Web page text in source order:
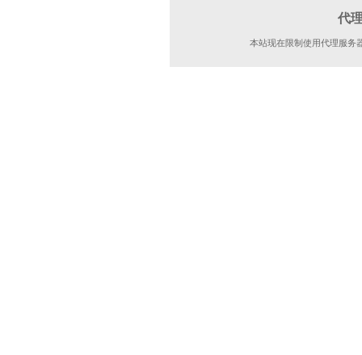
代
本站现在限制使用代理服务